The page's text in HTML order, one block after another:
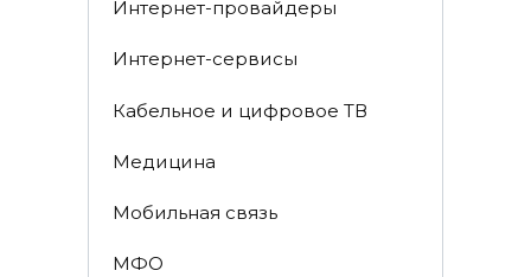
Интернет-провайдеры
Интернет-сервисы
Кабельное и цифровое ТВ
Медицина
Мобильная связь
МФО